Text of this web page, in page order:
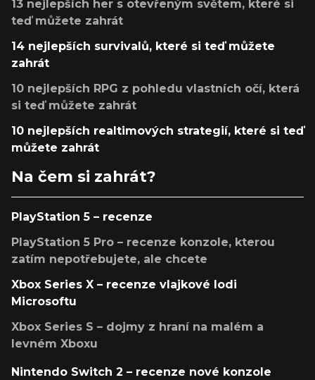
13 nejlepších her s otevřeným světem, které si
teď můžete zahrát
14 nejlepších survivalů, které si teď můžete
zahrát
10 nejlepších RPG z pohledu vlastních očí, která
si teď můžete zahrát
10 nejlepších realtimových strategií, které si teď
můžete zahrát
Na čem si zahrát?
PlayStation 5 – recenze
PlayStation 5 Pro – recenze konzole, kterou
zatím nepotřebujete, ale chcete
Xbox Series X – recenze vlajkové lodi
Microsoftu
Xbox Series S – dojmy z hraní na malém a
levném Xboxu
Nintendo Switch 2 – recenze nové konzole